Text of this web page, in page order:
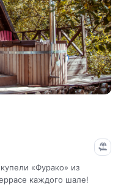
«Фурако» из
каждого шале!